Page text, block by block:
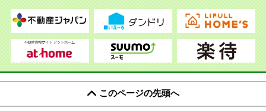
このページの先頭へ